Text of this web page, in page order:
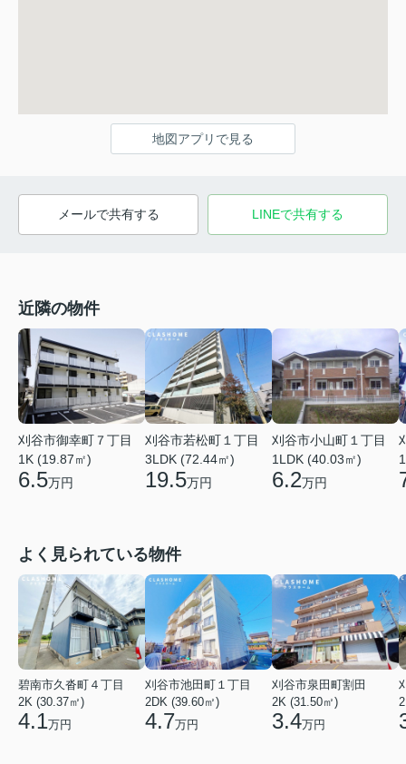
地図アプリで見る
メールで共有する LINEで共有する
近隣の物件
刈谷市御幸町７丁目
1K (19.87㎡)
6.5万円
刈谷市若松町１丁目
3LDK (72.44㎡)
19.5万円
刈谷市小山町１丁目
1LDK (40.03㎡)
6.2万円
よく見られている物件
碧南市久沓町４丁目
2K (30.37㎡)
4.1万円
刈谷市池田町１丁目
2DK (39.60㎡)
4.7万円
刈谷市泉田町割田
2K (31.50㎡)
3.4万円